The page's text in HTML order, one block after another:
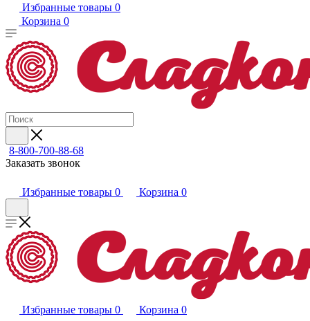
Избранные товары 0
Корзина 0
8-800-700-88-68
Заказать звонок
Избранные товары 0 Корзина 0
Избранные товары 0 Корзина 0